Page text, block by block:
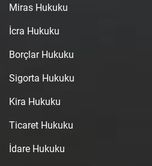
Miras Hukuku
İcra Hukuku
Borçlar Hukuku
Sigorta Hukuku
Kira Hukuku
Ticaret Hukuku
İdare Hukuku